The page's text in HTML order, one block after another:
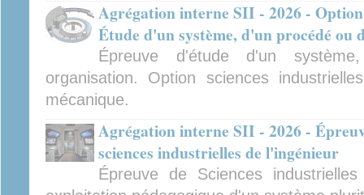
Agrégation interne SII - 2026 -
Étude d'un système, d'un procédé ou
Épreuve d'étude d'un
organisation. Option sciences
mécanique.
Agrégation interne SII - 2026 -
sciences industrielles de l'ingénieur
Épreuve de Sciences